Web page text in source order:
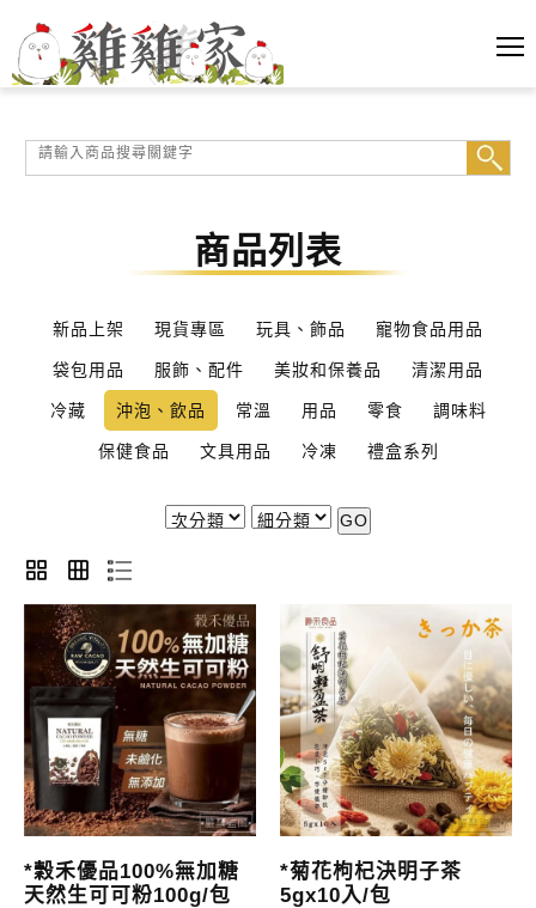
商品列表
新品上架 現貨專區 玩具、飾品 寵物食品用品
袋包用品 服飾、配件 美妝和保養品 清潔用品
冷藏 沖泡、飲品 常溫 用品 零食 調味料
保健食品 文具用品 冷凍 禮盒系列
GO
*穀禾優品100%無加糖
天然生可可粉100g/包
*菊花枸杞決明子茶
5gx10入/包